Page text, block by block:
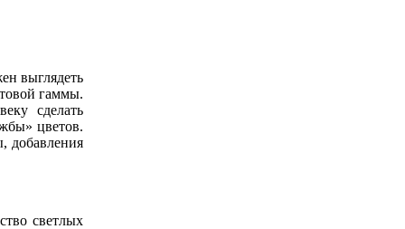
выглядеть
гаммы.
сделать
цветов.
добавления
светлых